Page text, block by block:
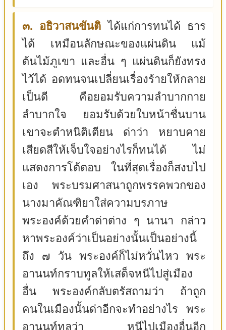
๓. อธิวาสนขันติ ได้แก่การทนได้ ธาร
ได้ เหมือนลักษณะของแผ่นดิน แม้
ต้นไม้ภูเขา และอื่น ๆ แผ่นดินก็ยังทรง
ไว้ได้ อดทนจนเปลี่ยนเรื่องร้ายให้กลาย
เป็นดี คือยอมรับความลำบากกาย
ลำบากใจ ยอมรับด้วยใบหน้าชื่นบาน
เขาจะตำหนิติเตียน ด่าว่า หยาบคาย
เสียดสีให้เจ็บใจอย่างไรก็ทนได้ ไม่
แสดงการโต้ตอบ ในที่สุดเรื่องก็สงบไป
เอง พระบรมศาสนาถูกพรรคพวกของ
นางมาคัณฑิยาใส่ความบรภาษ
พระองค์ด้วยคำด่าต่าง ๆ นานา กล่าว
หาพระองค์ว่าเป็นอย่างนั้นเป็นอย่างนี้
ถึง ๗ วัน พระองค์ก็ไม่หวั่นไหว พระ
อานนท์กราบทูลให้เสด็จหนีไปสู่เมือง
อื่น พระองค์กลับตรัสถามว่า ถ้าถูก
คนในเมืองนั้นด่าอีกจะทำอย่างไร พระ
อานนท์ทูลว่า หนีไปเมืองอื่นอีก